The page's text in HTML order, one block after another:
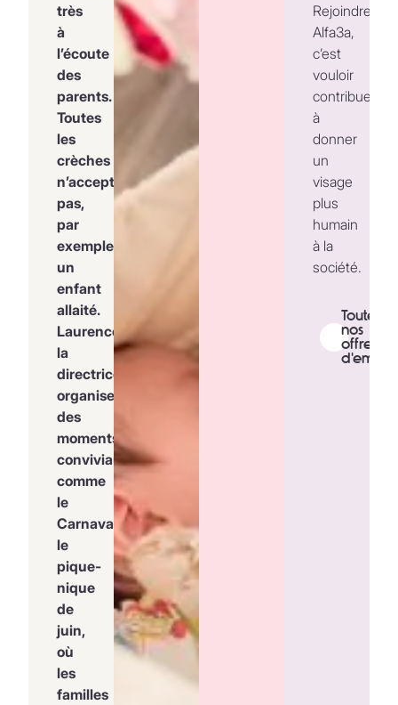
très
à
l’écoute
des
parents.
Toutes
les
crèches
n’acceptent
pas,
par
exemple,
un
enfant
allaité.
Laurence,
la
directrice,
organise
des
moments
conviviaux
comme
le
Carnaval,
le
pique-
nique
de
juin,
où
les
familles
Rejoindre
Alfa3a,
c’est
vouloir
contribuer
à
donner
un
visage
plus
humain
à la
société.
Toutes
nos
offres
d'emploi